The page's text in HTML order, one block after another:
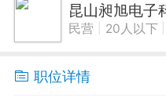
昆山昶旭电子
民营 20人以下
职位详情